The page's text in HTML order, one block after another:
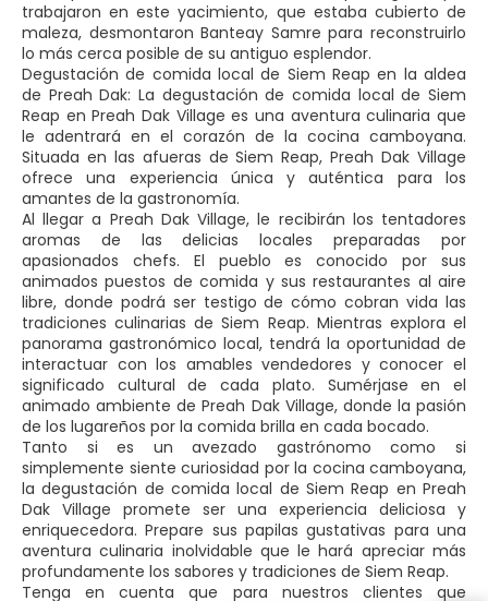
trabajaron en este yacimiento, que estaba cubierto de
maleza, desmontaron Banteay Samre para reconstruirlo
lo más cerca posible de su antiguo esplendor.
Degustación de comida local de Siem Reap en la aldea
de Preah Dak: La degustación de comida local de Siem
Reap en Preah Dak Village es una aventura culinaria que
le adentrará en el corazón de la cocina camboyana.
Situada en las afueras de Siem Reap, Preah Dak Village
ofrece una experiencia única y auténtica para los
amantes de la gastronomía.
Al llegar a Preah Dak Village, le recibirán los tentadores
aromas de las delicias locales preparadas por
apasionados chefs. El pueblo es conocido por sus
animados puestos de comida y sus restaurantes al aire
libre, donde podrá ser testigo de cómo cobran vida las
tradiciones culinarias de Siem Reap. Mientras explora el
panorama gastronómico local, tendrá la oportunidad de
interactuar con los amables vendedores y conocer el
significado cultural de cada plato. Sumérjase en el
animado ambiente de Preah Dak Village, donde la pasión
de los lugareños por la comida brilla en cada bocado.
Tanto si es un avezado gastrónomo como si
simplemente siente curiosidad por la cocina camboyana,
la degustación de comida local de Siem Reap en Preah
Dak Village promete ser una experiencia deliciosa y
enriquecedora. Prepare sus papilas gustativas para una
aventura culinaria inolvidable que le hará apreciar más
profundamente los sabores y tradiciones de Siem Reap.
Tenga en cuenta que para nuestros clientes que